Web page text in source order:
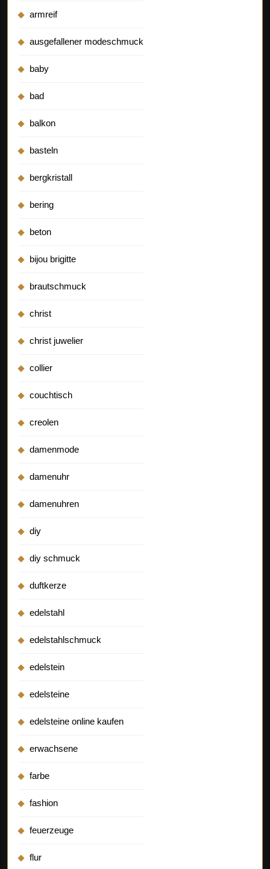
armreif
ausgefallener modeschmuck
baby
bad
balkon
basteln
bergkristall
bering
beton
bijou brigitte
brautschmuck
christ
christ juwelier
collier
couchtisch
creolen
damenmode
damenuhr
damenuhren
diy
diy schmuck
duftkerze
edelstahl
edelstahlschmuck
edelstein
edelsteine
edelsteine online kaufen
erwachsene
farbe
fashion
feuerzeuge
flur